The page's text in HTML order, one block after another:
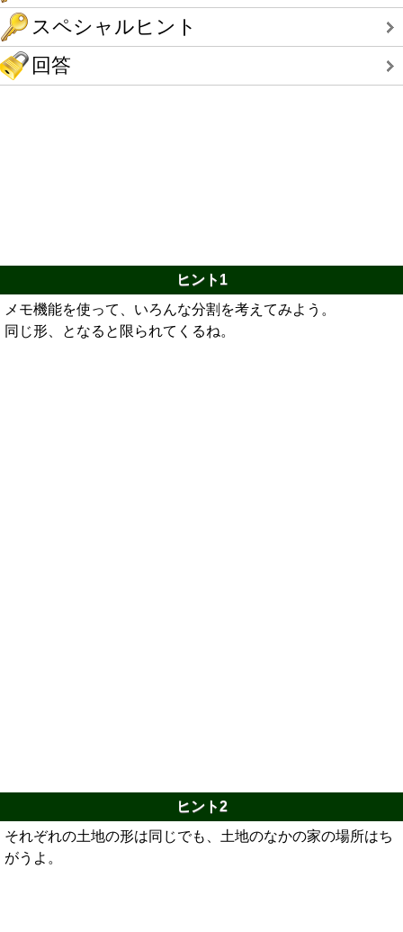
スペシャルヒント
回答
ヒント1
メモ機能を使って、いろんな分割を考えてみよう。
同じ形、となると限られてくるね。
ヒント2
それぞれの土地の形は同じでも、土地のなかの家の場所はち
がうよ。